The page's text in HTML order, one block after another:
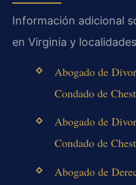
Información adicional
en Virginia y
Abogado de
Condado de
Abogado de
Condado de
Abogado de